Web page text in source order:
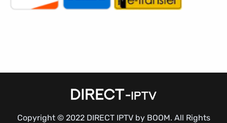
Copyright © 2022 DIRECT IPTV by BOOM. All Rights